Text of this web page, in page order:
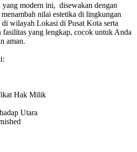
yang modern ini, disewakan dengan
nilai estetika di lingkungan
wilayah Lokasi di Pusat Kota serta
yang lengkap, cocok untuk Anda
aman.
Hak Milik
Utara